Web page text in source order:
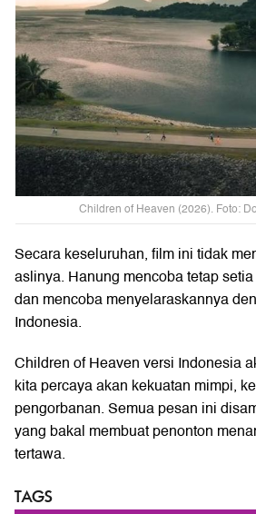
Children of Heaven (2026). Foto:
Secara keseluruhan, film ini tidak
aslinya. Hanung mencoba tetap
dan mencoba menyelaraskannya
Indonesia.
Children of Heaven versi Indonesia
kita percaya akan kekuatan mimpi,
pengorbanan. Semua pesan ini
yang bakal membuat penonton
tertawa.
TAGS